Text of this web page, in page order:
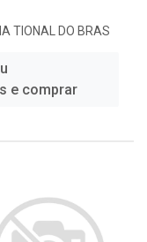
TIONAL DO BRAS
e comprar